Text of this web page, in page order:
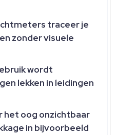
traceer je
zonder visuele
wordt
lekken in leidingen
het oog onzichtbaar
in bijvoorbeeld